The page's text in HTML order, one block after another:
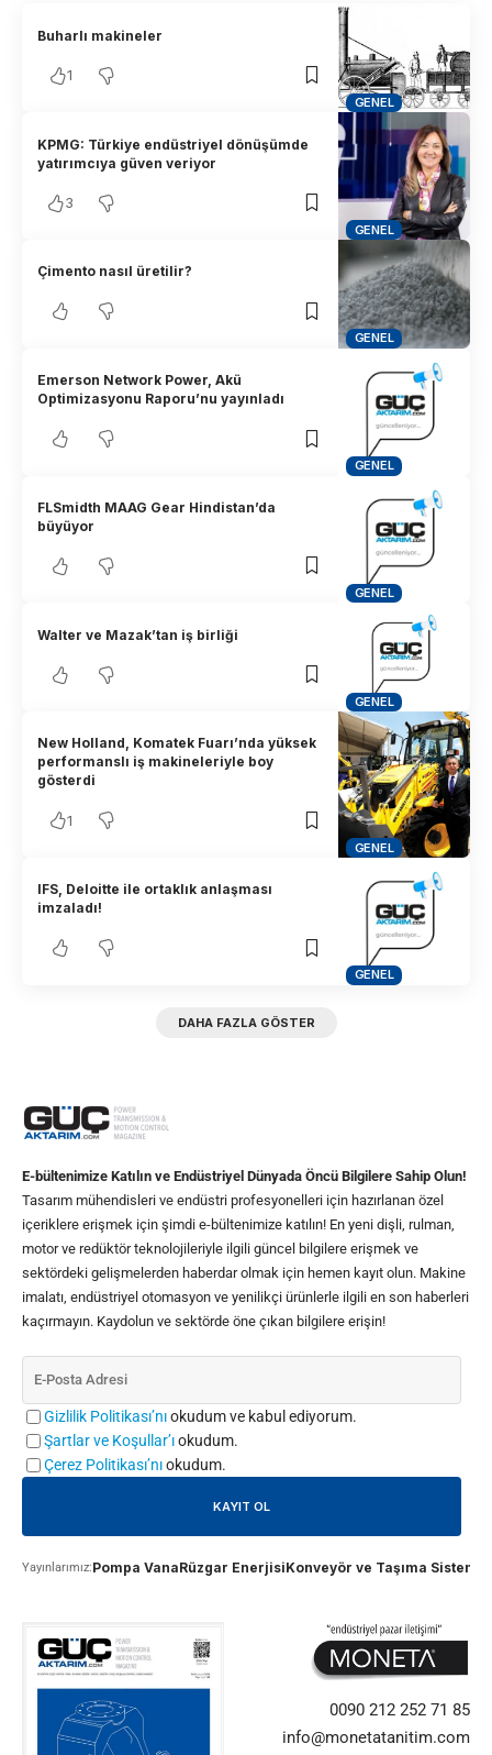
GENEL
Buharlı makineler
1
GENEL
KPMG: Türkiye endüstriyel dönüşümde
yatırımcıya güven veriyor
3
GENEL
Çimento nasıl üretilir?
GENEL
Emerson Network Power, Akü
Optimizasyonu Raporu’nu yayınladı
GENEL
FLSmidth MAAG Gear Hindistan’da
büyüyor
GENEL
Walter ve Mazak’tan iş birliği
GENEL
New Holland, Komatek Fuarı’nda yüksek
performanslı iş makineleriyle boy
gösterdi
1
GENEL
IFS, Deloitte ile ortaklık anlaşması
imzaladı!
DAHA FAZLA GÖSTER
E-bültenimize Katılın ve Endüstriyel Dünyada Öncü Bilgilere Sahip Olun!
Tasarım mühendisleri ve endüstri profesyonelleri için hazırlanan özel
içeriklere erişmek için şimdi e-bültenimize katılın! En yeni dişli, rulman,
motor ve redüktör teknolojileriyle ilgili güncel bilgilere erişmek ve
sektördeki gelişmelerden haberdar olmak için hemen kayıt olun. Makine
imalatı, endüstriyel otomasyon ve yenilikçi ürünlerle ilgili en son haberleri
kaçırmayın. Kaydolun ve sektörde öne çıkan bilgilere erişin!
Gizlilik Politikası’nıokudum ve kabul ediyorum.
Şartlar ve Koşullar’ıokudum.
Çerez Politikası’nıokudum.
Yayınlarımız:Pompa VanaRüzgar EnerjisiKonveyör ve Taşıma
0090 212 252 71 85
info@monetatanitim.com